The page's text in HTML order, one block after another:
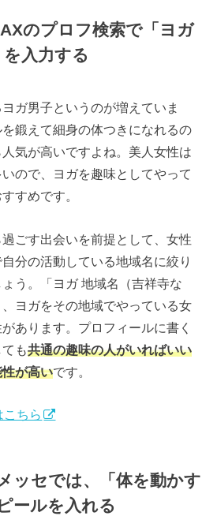
のプロフ検索で「ヨガ
入力する
ガ男子というのが増えていま
鍛えて細身の体つきになれるの
気が高いですよね。美人女性は
ので、ヨガを趣味としてやって
すめです。
ごす出会いを前提として、女性
分の活動している地域名に絞り
う。「ヨガ 地域名（吉祥寺な
ヨガをその地域でやっている女
あります。プロフィールに書く
ても共通の趣味の人がいればいい
が高いです。
ちら
ッセでは、「体を動かす
ールを入れる